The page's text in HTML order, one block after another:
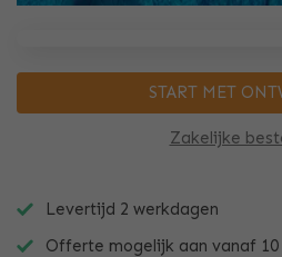
Zakelijke
START MET
Levertijd 2 werkdagen
Offerte mogelijk aan vanaf 10